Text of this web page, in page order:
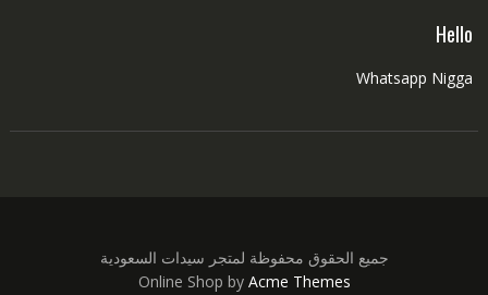
Hello
Whatsapp Nigga
جميع الحقوق محفوظة لمتجر سيدات السعودية
Online Shop by Acme Themes